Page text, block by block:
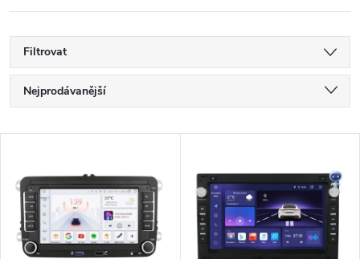
Filtrovat
Ř
a
z
e
Nejprodávanější
Abecedně
ý
p